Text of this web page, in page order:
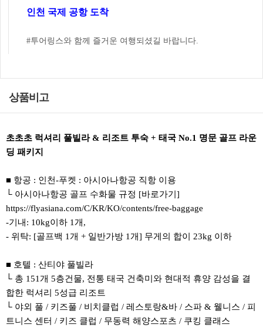
인천 국제 공항 도착
#투어링스와 함께 즐거운 여행되셨길 바랍니다.
상품비고
초초초 럭셔리 풀빌라 & 리조트 투숙 + 태국 No.1 명문 골프 라운
딩 패키지
■ 항공 : 인천-푸켓 : 아시아나항공 직항 이용
└ 아시아나항공 골프 수화물 규정 [바로가기]
https://flyasiana.com/C/KR/KO/contents/free-baggage
-기내: 10kg이하 1개,
- 위탁: [골프백 1개 + 일반가방 1개] 무게의 합이 23kg 이하
■ 호텔 : 산티야 풀빌라
└ 총 151개 5층건물, 전통 태국 건축미와 현대적 휴양 감성을 결
합한 럭셔리 5성급 리조트
└ 야외 풀 / 키즈풀 / 비치클럽 / 레스토랑&바 / 스파 & 웰니스 / 피
트니스 센터 / 키즈 클럽 / 무동력 해양스포츠 / 쿠킹 클래스